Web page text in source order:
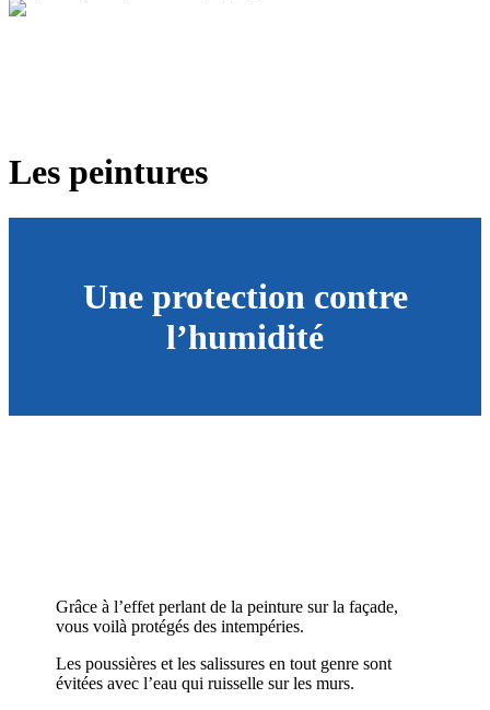
Les peintures
Une protection contre
l’humidité
Grâce à l’effet perlant de la peinture sur la façade,
vous voilà protégés des intempéries.
Les poussières et les salissures en tout genre sont
évitées avec l’eau qui ruisselle sur les murs.